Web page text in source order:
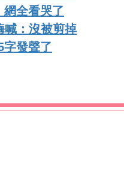
全看哭了
喊：沒被剪掉
發聲了